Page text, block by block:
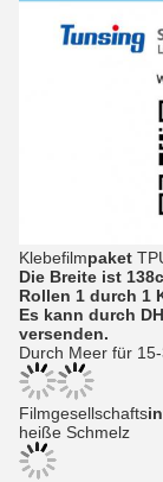
Klebefilmpaket
Die Breite ist
Rollen 1 durch 1
Es kann durch
versenden.
Durch Meer für 15-
Filmgesellschafts
heiße Schmelz